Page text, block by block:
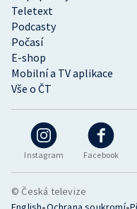
Instagram Facebook
Teletext
Podcasty
Počasí
E-shop
Mobilní a TV aplikace
Vše o ČT
© Česká televize